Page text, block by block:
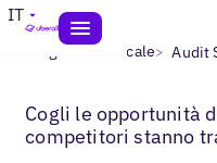
IT
Blogs> SEO locale> Audit
Cogli le opportunità
competitori stanno